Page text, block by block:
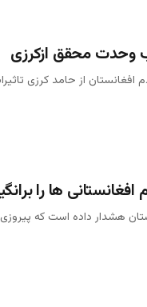
وحدت محقق ازکرزی
از حامد کرزی
ها را
هشدار داده است که